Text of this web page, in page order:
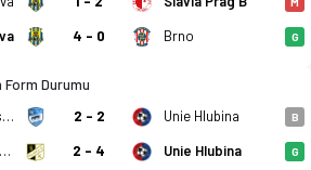
0-2 bitti. Gol anları, kadro,
4 - 0 Brno G
Form Durumu
FK Frydek Mistek 2 - 2 Unie Hlubina B
SK Polanka Nad Odrou 2 - 4 Unie Hlubina G